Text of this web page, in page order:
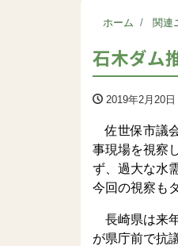
ホーム 関連
石木ダム
2019年2月20日
佐世保市議
事現場を視察
ず、過大な水
今回の視察も
長崎県は来
が県庁前で抗